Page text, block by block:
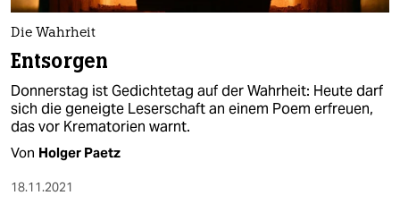
Die Wahrheit
Entsorgen
Donnerstag ist Gedichtetag auf der Wahrheit: Heute darf
sich die geneigte Leserschaft an einem Poem erfreuen,
das vor Krematorien warnt.
Von Holger Paetz
18.11.2021